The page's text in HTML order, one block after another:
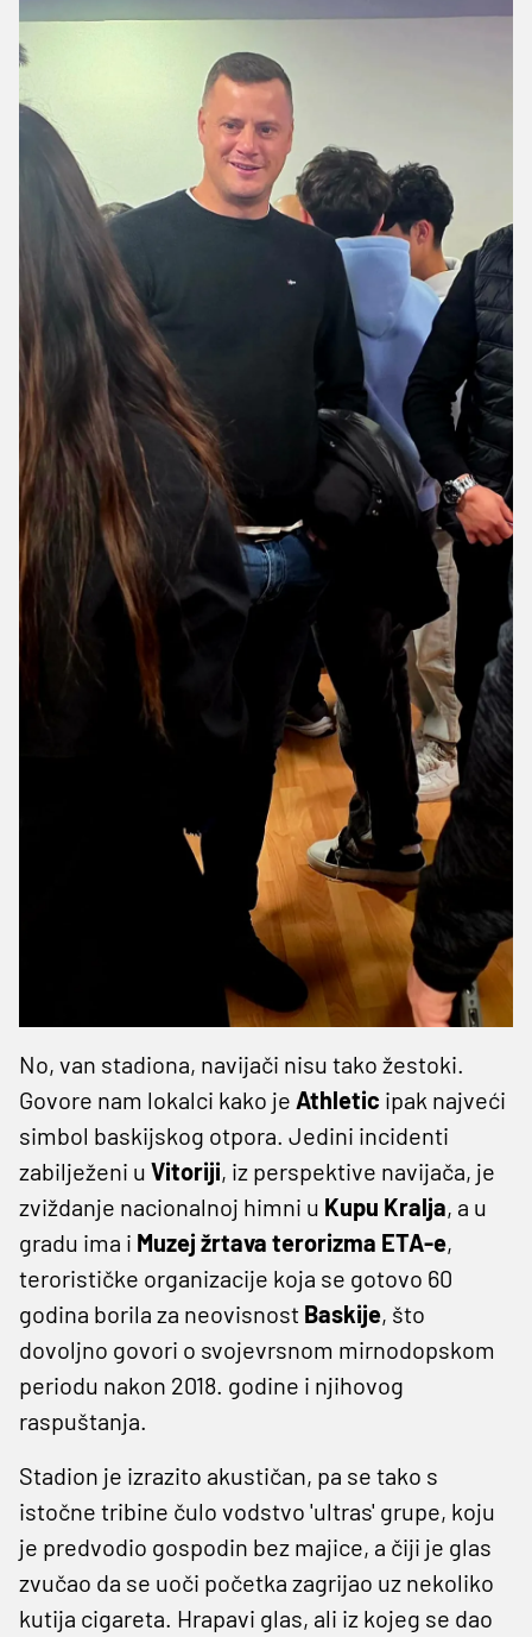
No, van stadiona, navijači nisu tako žestoki.
Govore nam lokalci kako je Athletic ipak najveći
simbol baskijskog otpora. Jedini incidenti
zabilježeni u Vitoriji, iz perspektive navijača, je
zviždanje nacionalnoj himni u Kupu Kralja, a u
gradu ima i Muzej žrtava terorizma ETA-e,
terorističke organizacije koja se gotovo 60
godina borila za neovisnost Baskije, što
dovoljno govori o svojevrsnom mirnodopskom
periodu nakon 2018. godine i njihovog
raspuštanja.
Stadion je izrazito akustičan, pa se tako s
istočne tribine čulo vodstvo 'ultras' grupe, koju
je predvodio gospodin bez majice, a čiji je glas
zvučao da se uoči početka zagrijao uz nekoliko
kutija cigareta. Hrapavi glas, ali iz kojeg se dao